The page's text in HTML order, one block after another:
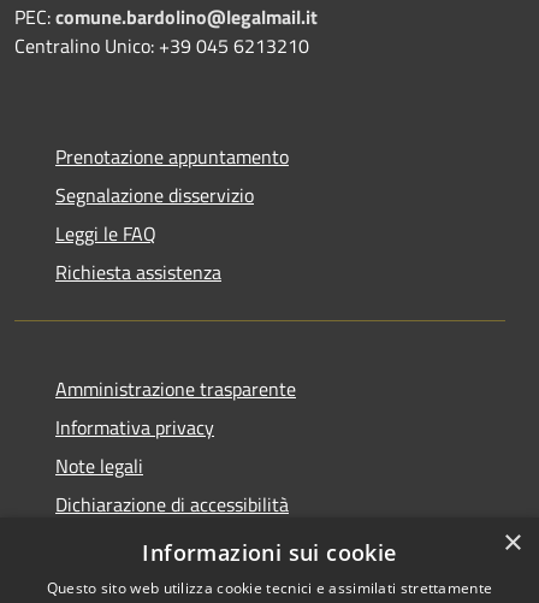
PEC:comune.bardolino@legalmail.it
Centralino Unico: +39 045 6213210
Prenotazione appuntamento
Segnalazione disservizio
Leggi le FAQ
Richiesta assistenza
Amministrazione trasparente
Informativa privacy
Note legali
Dichiarazione di accessibilità
Link app municipium
×
Informazioni sui cookie
Questo sito web utilizza cookie tecnici e assimilati strettamente